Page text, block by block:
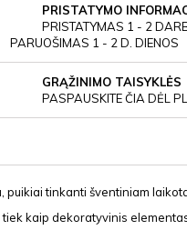
PRISTATYMO
PRISTATYMAS 1 - 2
PARUOŠIMAS 1 - 2 D. DIENOS
GRĄŽINIMO TAISYKLĖS
PASPAUSKITE ČIA DĖL
tinkanti šventiniam
kaip dekoratyvinis